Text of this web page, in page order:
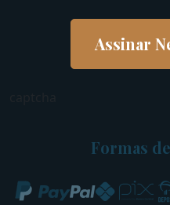
Assinar
Formas